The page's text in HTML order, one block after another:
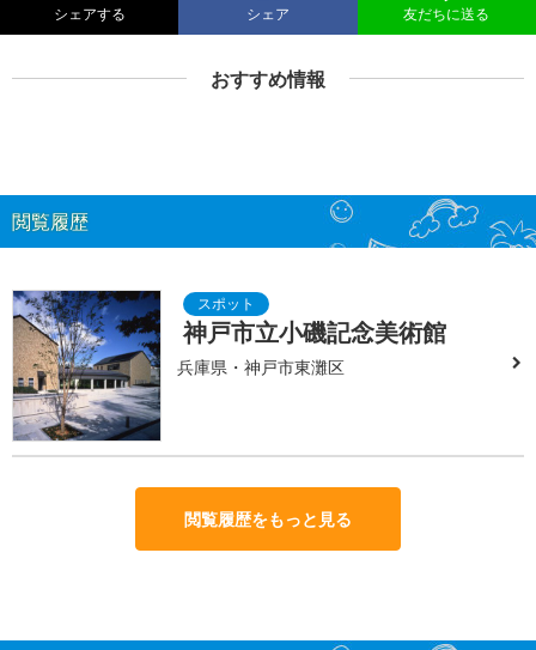
シェアする シェア 友だちに送る
おすすめ情報
閲覧履歴
神戸市立小磯記念美術館
兵庫県・神戸市東灘区
閲覧履歴をもっと見る